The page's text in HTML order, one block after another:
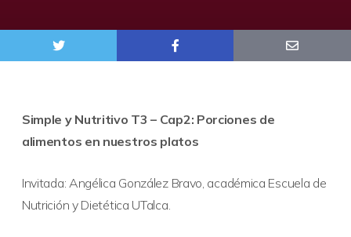
Simple y Nutritivo T3 – Cap2: Porciones de
alimentos en nuestros platos
Invitada: Angélica González Bravo, académica Escuela de
Nutrición y Dietética UTalca.